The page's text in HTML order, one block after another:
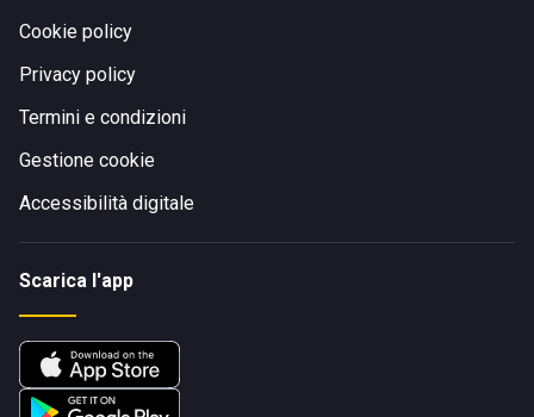
Cookie policy
Privacy policy
Termini e condizioni
Gestione cookie
Accessibilità digitale
Scarica l'app